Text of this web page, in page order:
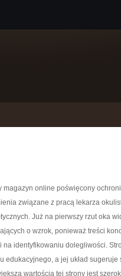
magazyn online poświęcony
związane z pracą lekarza
Już na pierwszy rzut oka
o wzrok, ponieważ treści
identyfikowaniu dolegliwości.
edukacyjnego, a jej układ sugeruje
wartością tej strony jest